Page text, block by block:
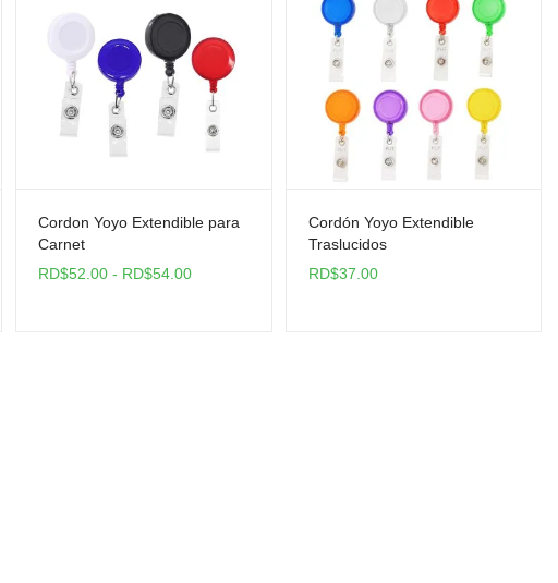
Cordon Yoyo Extendible para
Carnet
RD$52.00 - RD$54.00Rango
Cordón Yoyo Extendible
Traslucidos
RD$37.00